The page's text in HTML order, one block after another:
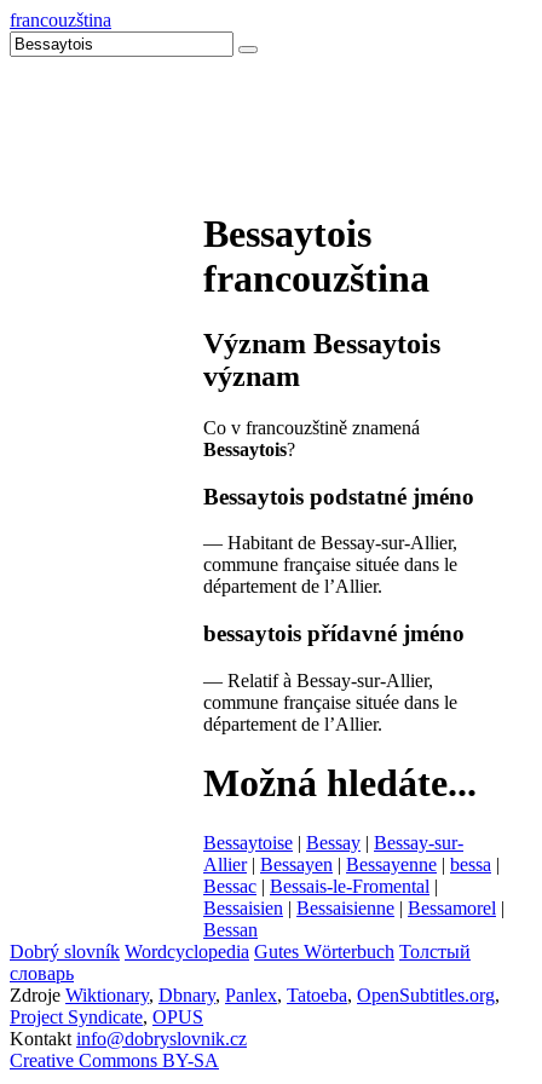
francouzština
Bessaytois
francouzština
Význam Bessaytois
význam
Co v francouzštině znamená
Bessaytois?
Bessaytois podstatné jméno
— Habitant de Bessay-sur-Allier,
commune française située dans le
département de l’Allier.
bessaytois přídavné jméno
— Relatif à Bessay-sur-Allier,
commune française située dans le
département de l’Allier.
Možná hledáte...
Bessaytoise | Bessay | Bessay-sur-
Allier | Bessayen | Bessayenne | bessa |
Bessac | Bessais-le-Fromental |
Bessaisien | Bessaisienne | Bessamorel |
Bessan
Dobrý slovník Wordcyclopedia Gutes Wörterbuch Толстый
словарь
Zdroje Wiktionary, Dbnary, Panlex, Tatoeba, OpenSubtitles.org,
Project Syndicate, OPUS
Kontakt info@dobryslovnik.cz
Creative Commons BY-SA